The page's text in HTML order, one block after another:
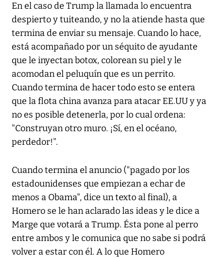
En el caso de Trump la llamada lo encuentra
despierto y tuiteando, y no la atiende hasta que
termina de enviar su mensaje. Cuando lo hace,
está acompañado por un séquito de ayudante
que le inyectan botox, colorean su piel y le
acomodan el peluquín que es un perrito.
Cuando termina de hacer todo esto se entera
que la flota china avanza para atacar EE.UU y ya
no es posible detenerla, por lo cual ordena:
"Construyan otro muro. ¡Sí, en el océano,
perdedor!".
Cuando termina el anuncio ("pagado por los
estadounidenses que empiezan a echar de
menos a Obama", dice un texto al final), a
Homero se le han aclarado las ideas y le dice a
Marge que votará a Trump. Ésta pone al perro
entre ambos y le comunica que no sabe si podrá
volver a estar con él. A lo que Homero